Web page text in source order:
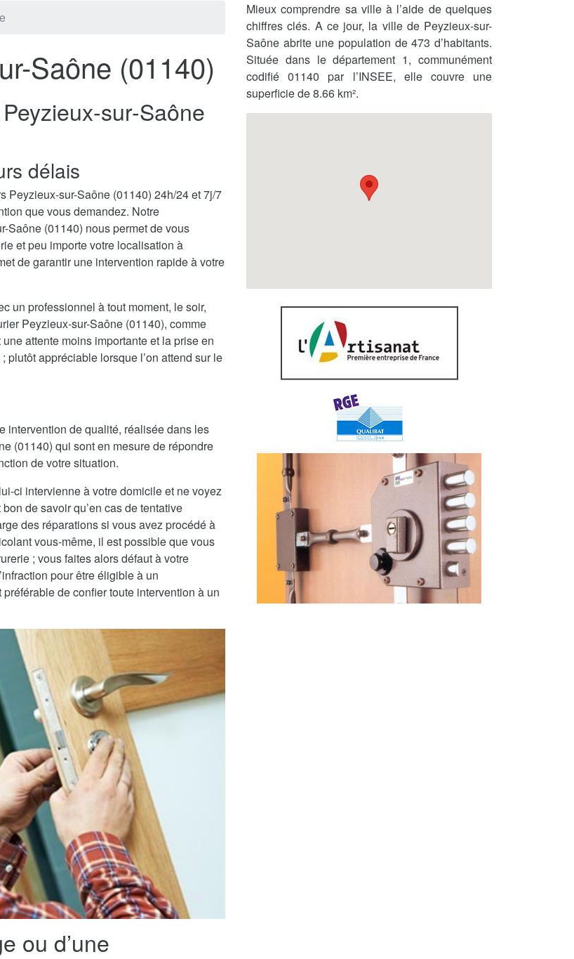
Saône (01140)
sur-Saône
délais
Peyzieux-sur-Saône (01140) 24h/24 et 7j/7
que vous demandez. Notre
Saône (01140) nous permet de vous
et peu importe votre localisation à
de garantir une intervention rapide à votre
un professionnel à tout moment, le soir,
Peyzieux-sur-Saône (01140), comme
attente moins importante et la prise en
appréciable lorsque l’on attend sur le
intervention de qualité, réalisée dans les
(01140) qui sont en mesure de répondre
de votre situation.
ci intervienne à votre domicile et ne voyez
de savoir qu’en cas de tentative
des réparations si vous avez procédé à
vous-même, il est possible que vous
; vous faites alors défaut à votre
pour être éligible à un
de confier toute intervention à un
ou d’une
Mieux comprendre sa ville à l’aide de quelques
chiffres clés. A ce jour, la ville de Peyzieux-sur-
Saône abrite une population de 473 d’habitants.
Située dans le département 1, communément
codifié 01140 par l’INSEE, elle couvre une
superficie de 8.66 km².